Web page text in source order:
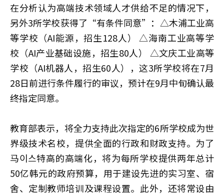
在分析认为高端技术领域人才供给不足的情况下，
另外3所学校获得了“有条件同意”：△木浦工业高
等学校（AI能源，招生128人） △海南工业高等学
校（AI产业基础设施，招生80人） △文庆工业高等
学校（AI机器人，招生60人），这3所学校将在7月
28日前进行条件履行的审议，预计在9月中旬确认最
终指定同意。
教育部表示，将全力支持此次指定的6所学校成为世
界级技术名校，提供全面的行政和财政支持。为了
马이스特高的高端化，将为每所学校提供两年总计
50亿韩元的政府预算，用于建设先进的实习室、宿
舍、定制教师培训及课程设置。此外，还将常设由